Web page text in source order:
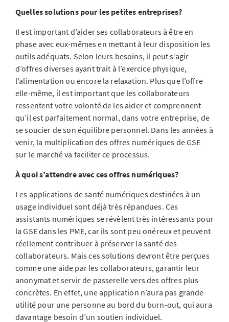
Quelles solutions pour les petites entreprises?
Il est important d’aider ses collaborateurs à être en
phase avec eux-mêmes en mettant à leur disposition les
outils adéquats. Selon leurs besoins, il peut s’agir
d’offres diverses ayant trait à l’exercice physique,
l’alimentation ou encore la relaxation. Plus que l’offre
elle-même, il est important que les collaborateurs
ressentent votre volonté de les aider et comprennent
qu’il est parfaitement normal, dans votre entreprise, de
se soucier de son équilibre personnel. Dans les années à
venir, la multiplication des offres numériques de GSE
sur le marché va faciliter ce processus.
À quoi s’attendre avec ces offres numériques?
Les applications de santé numériques destinées à un
usage individuel sont déjà très répandues. Ces
assistants numériques se révèlent très intéressants pour
la GSE dans les PME, car ils sont peu onéreux et peuvent
réellement contribuer à préserver la santé des
collaborateurs. Mais ces solutions devront être perçues
comme une aide par les collaborateurs, garantir leur
anonymat et servir de passerelle vers des offres plus
concrètes. En effet, une application n’aura pas grande
utilité pour une personne au bord du burn-out, qui aura
davantage besoin d’un soutien individuel.